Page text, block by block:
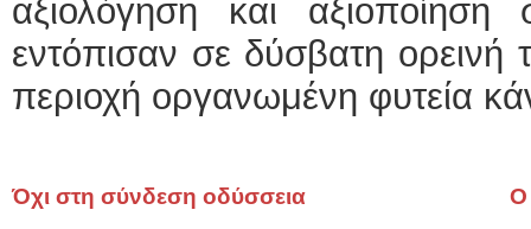
αξιολόγηση και αξιοποίηση
εντόπισαν σε δύσβατη
περιοχή οργανωμένη φυτεία
Όχι στη σύνδεση οδύσσεια Ο